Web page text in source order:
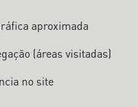
aproximada
(áreas visitadas)
no site